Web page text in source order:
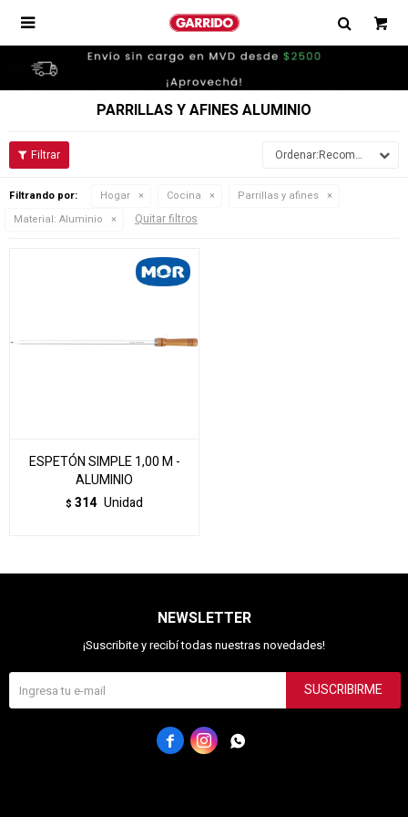

PARRILLAS Y AFINES ALUMINIO
Recomendados
Filtrando por: Hogar Cocina
Parrillas y afines
Material: Aluminio Quitar filtros
ESPETÓN SIMPLE 1,00 M -
ALUMINIO
$ 314 Unidad
NEWSLETTER
¡Suscribite y recibí todas nuestras novedades!
SUSCRIBIRME
  